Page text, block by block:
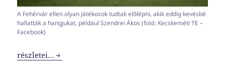
A Fehérvár ellen olyan játékosok tudtak előlépni, akik eddig kevésbé
hallatták a hangjukat, például Szendrei Ákos (fotó: Kecskeméti TE –
Facebook)
Kifejezetten izgalmas meccsen egész jó focit láthattunk,
részletei…